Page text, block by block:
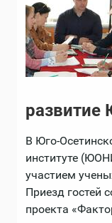
В Юго-
институте
участием
Приезд гостей
проекта